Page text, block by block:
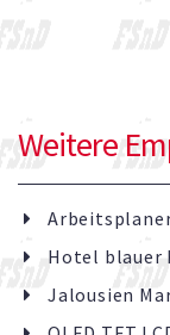
Weitere
Hotel blauer
Jalousien